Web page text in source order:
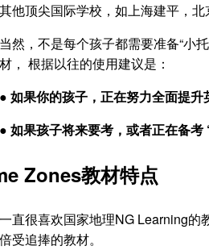
其他顶尖国际学校，如上海建平，
当然，不是每个孩子都需要准备“小
， 根据以往的使用建议是：
● 如果你的孩子，正在努力全面提
● 如果孩子将来要考，或者正在备
Zones教材特点
一直很喜欢国家地理NG Learning的
受追捧的教材。